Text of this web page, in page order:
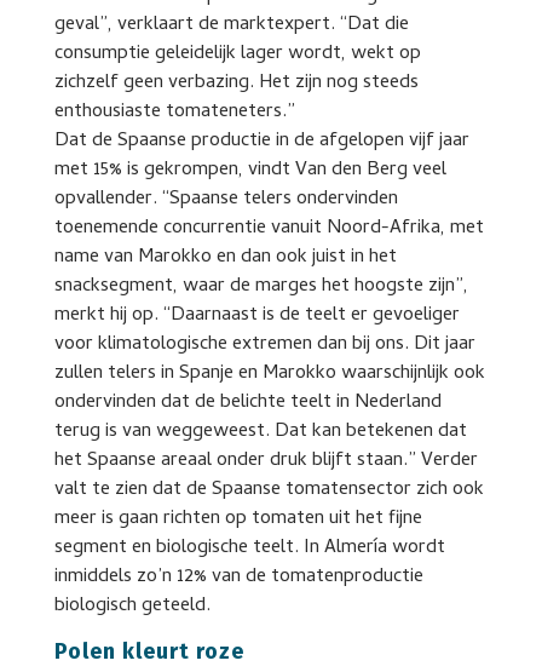
geval”, verklaart de marktexpert. “Dat die
consumptie geleidelijk lager wordt, wekt op
zichzelf geen verbazing. Het zijn nog steeds
enthousiaste tomateneters.”
Dat de Spaanse productie in de afgelopen vijf jaar
met 15% is gekrompen, vindt Van den Berg veel
opvallender. “Spaanse telers ondervinden
toenemende concurrentie vanuit Noord-Afrika, met
name van Marokko en dan ook juist in het
snacksegment, waar de marges het hoogste zijn”,
merkt hij op. “Daarnaast is de teelt er gevoeliger
voor klimatologische extremen dan bij ons. Dit jaar
zullen telers in Spanje en Marokko waarschijnlijk ook
ondervinden dat de belichte teelt in Nederland
terug is van weggeweest. Dat kan betekenen dat
het Spaanse areaal onder druk blijft staan.” Verder
valt te zien dat de Spaanse tomatensector zich ook
meer is gaan richten op tomaten uit het fijne
segment en biologische teelt. In Almería wordt
inmiddels zo’n 12% van de tomatenproductie
biologisch geteeld.
Polen kleurt roze